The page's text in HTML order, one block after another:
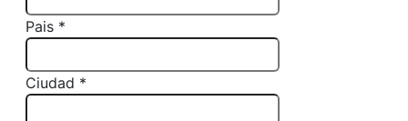
Pais *
Ciudad *